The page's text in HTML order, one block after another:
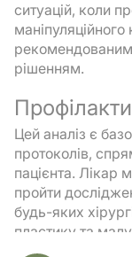
ситуацій, коли
маніпуляційного
рішенням.
Цей аналіз є
протоколів,
пацієнта. Лікар
пройти
будь-яких
пластику та
до стаціонару